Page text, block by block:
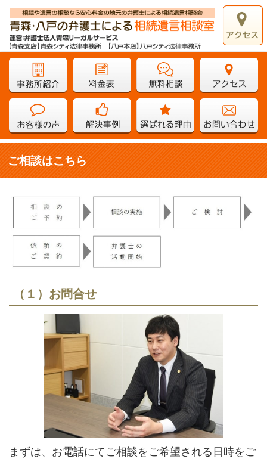
ご相談はこちら
（１）お問合せ
まずは、お電話にてご相談をご希望される日時をご